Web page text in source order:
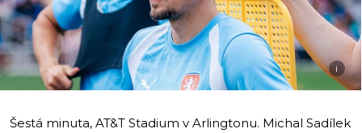
i
Šestá minuta, AT&T Stadium v Arlingtonu. Michal Sadílek